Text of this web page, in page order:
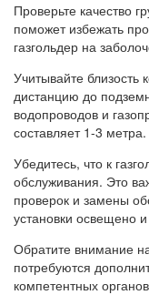
Проверьте качество
поможет избежать
газгольдер на
Учитывайте
дистанцию до
водопроводов и
составляет 1-3 метра.
Убедитесь, что к
обслуживания. Это
проверок и замены
установки освещено
Обратите внимание
потребуются
компетентных